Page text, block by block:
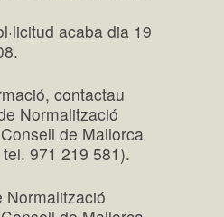
acaba dia 19
contactau
Normalització
de Mallorca
971 219 581).
Normalització